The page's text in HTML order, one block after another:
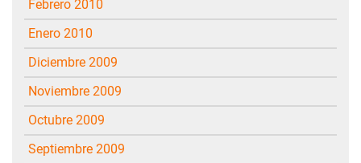
febrero 2010
enero 2010
diciembre 2009
noviembre 2009
octubre 2009
septiembre 2009